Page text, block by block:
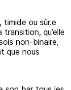
ou sûr.e
qu’elle
non-binaire,
que nous